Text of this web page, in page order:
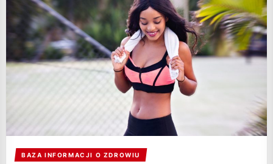
BAZA INFORMACJI O ZDROWIU